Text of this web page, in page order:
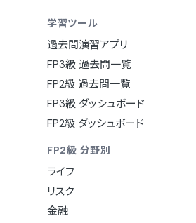
学習ツール
過去問演習アプリ
FP3級 過去問一覧
FP2級 過去問一覧
FP3級 ダッシュボード
FP2級 ダッシュボード
FP2級 分野別
ライフ
リスク
金融